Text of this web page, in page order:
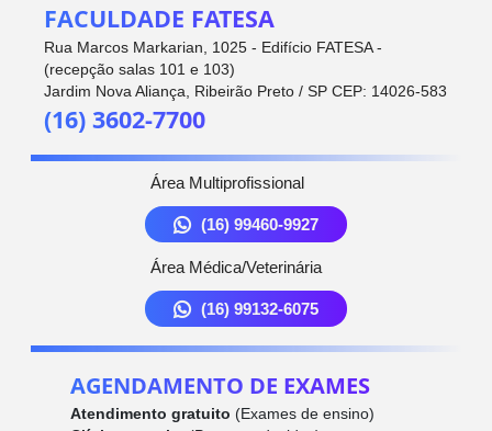
FACULDADE FATESA
Rua Marcos Markarian, 1025 - Edifício FATESA -
(recepção salas 101 e 103)
Jardim Nova Aliança, Ribeirão Preto / SP CEP: 14026-583
(16) 3602-7700
Área Multiprofissional
(16) 99460-9927
Área Médica/Veterinária
(16) 99132-6075
AGENDAMENTO DE EXAMES
Atendimento gratuito (Exames de ensino)